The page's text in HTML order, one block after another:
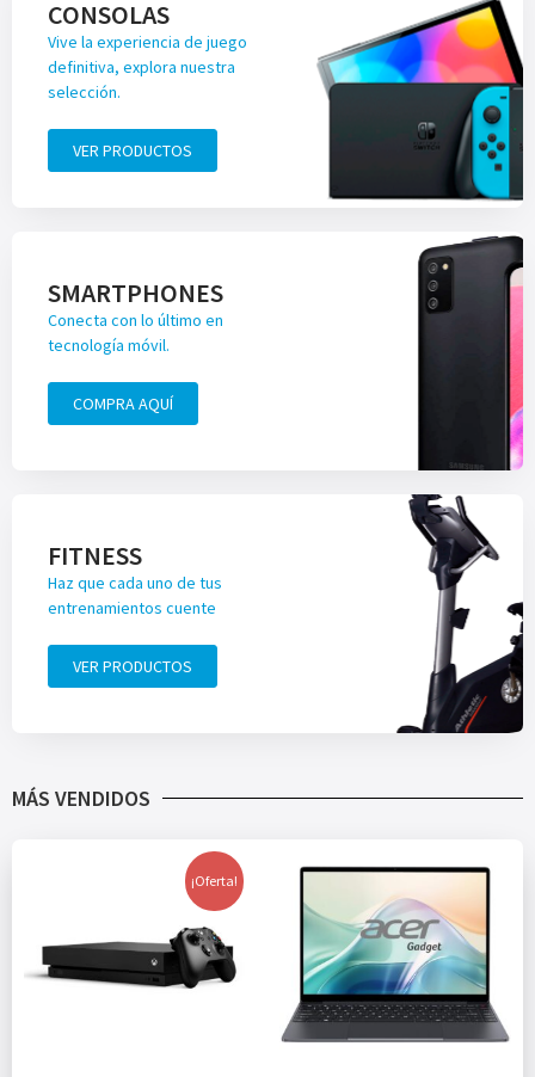
CONSOLAS
Vive la experiencia de juego
definitiva, explora nuestra
selección.
VER PRODUCTOS
SMARTPHONES
Conecta con lo último en
tecnología móvil.
COMPRA AQUÍ
FITNESS
Haz que cada uno de tus
entrenamientos cuente
VER PRODUCTOS
MÁS VENDIDOS
¡Oferta!